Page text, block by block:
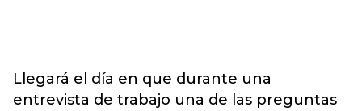
Llegará el día en que durante una
entrevista de trabajo una de las preguntas